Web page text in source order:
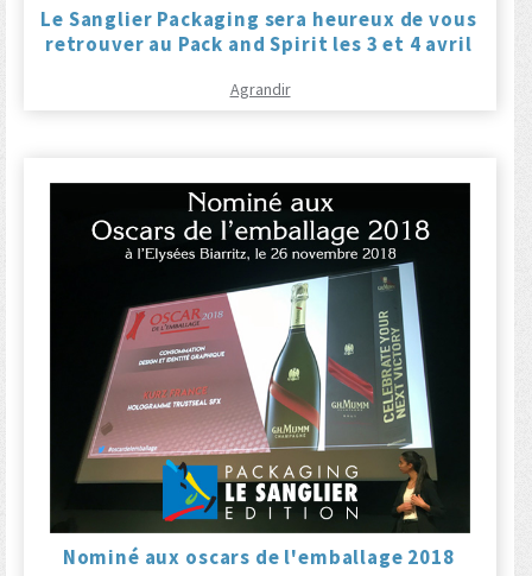
Le Sanglier Packaging sera heureux de vous
retrouver au Pack and Spirit les 3 et 4 avril
Agrandir
Nominé aux oscars de l'emballage 2018